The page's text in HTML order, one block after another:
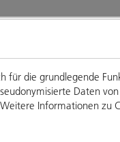
für die grundlegende
Daten
Informationen zu